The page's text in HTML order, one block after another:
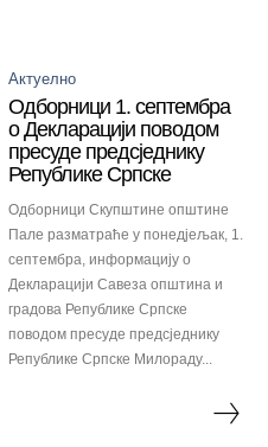
Актуелно
Одборници 1. септембра
о Декларацији поводом
пресуде предсједнику
Републике Српске
Одборници Скупштине општине
Пале разматраће у понед‌јељак, 1.
септембра, информацију о
Декларацији Савеза општина и
градова Републике Српске
поводом пресуде предсједнику
Републике Српске Милораду...